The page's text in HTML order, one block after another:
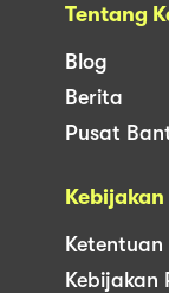
Tentang
Blog
Berita
Pusat
Kebijakan